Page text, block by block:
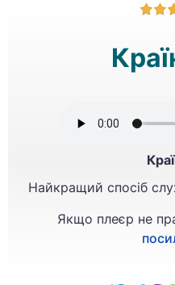
Найкращий спосіб
Якщо плеєр не